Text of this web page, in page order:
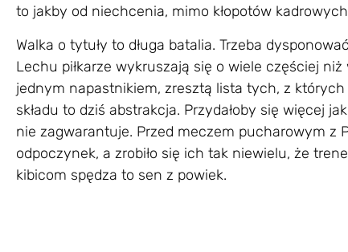
to jakby od niechcenia, mimo kłopotów
Walka o tytuły to długa batalia. Trzeba
Lechu piłkarze wykruszają się o wiele częściej
jednym napastnikiem, zresztą lista tych, z których
składu to dziś abstrakcja. Przydałoby się więcej
nie zagwarantuje. Przed meczem pucharowym z
odpoczynek, a zrobiło się ich tak niewielu, że
kibicom spędza to sen z powiek.